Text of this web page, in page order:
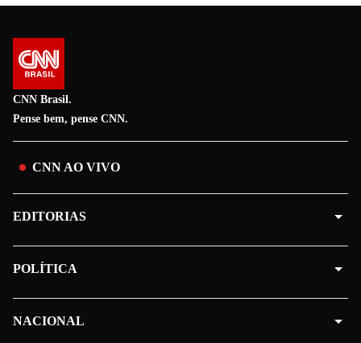
CNN Brasil.
Pense bem, pense CNN.
CNN AO VIVO
EDITORIAS
POLÍTICA
NACIONAL